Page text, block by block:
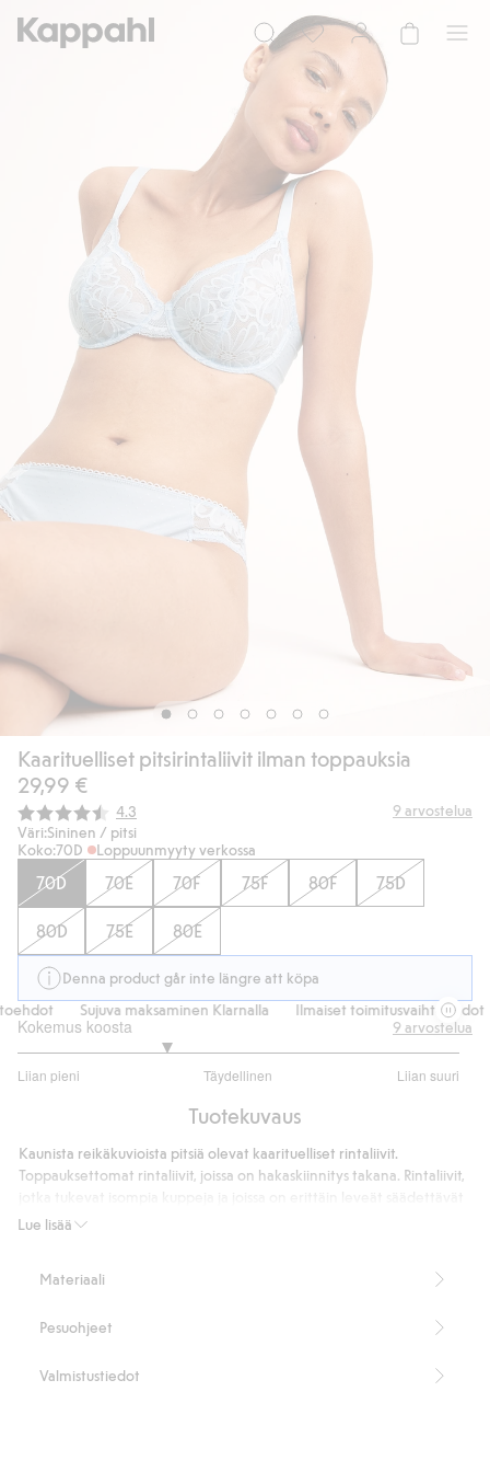
Kaarituelliset pitsirintaliivit ilman toppauksia
29,99 €
Keskimääräinen luokitus:
4.3 9 arvostelua
Väri:Sininen / pitsi
Koko:70D Loppuunmyyty verkossa
70D 70E 70F 75F 80F 75D
80D 75E 80E
Denna product går inte längre att köpa
Sujuva maksaminen Klarnalla Ilmaiset toimitusvaihtoehdot
Kokemus koosta
Liian pieni Täydellinen Liian suuri
/
ääneen
9 arvostelua
Tuotekuvaus
Lue lisää
Kaunista reikäkuvioista pitsiä olevat kaarituelliset rintaliivit.
Toppauksettomat rintaliivit, joissa on hakaskiinnitys takana. Rintaliivit,
olkaimet.
Leveät olkaimet
Tuotenumero:
Materiaali
Pesuohjeet
Valmistustiedot